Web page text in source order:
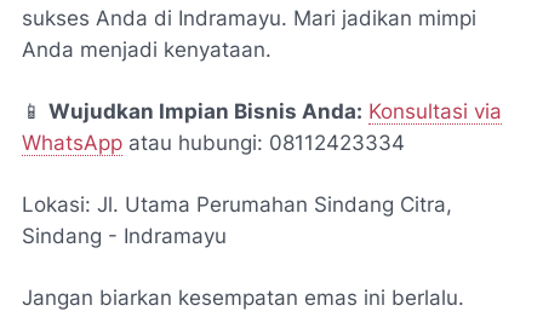
sukses Anda di Indramayu. Mari jadikan mimpi
Anda menjadi kenyataan.
📱 Wujudkan Impian Bisnis Anda: Konsultasi via
WhatsApp atau hubungi: 08112423334
Lokasi: Jl. Utama Perumahan Sindang Citra,
Sindang - Indramayu
Jangan biarkan kesempatan emas ini berlalu.